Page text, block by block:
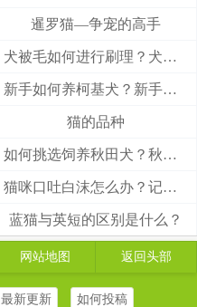
暹罗猫—争宠的高手
犬被毛如何进行刷理？犬被毛刷理方法！
新手如何养柯基犬？新手养柯基的四大要点
猫的品种
如何挑选饲养秋田犬？秋田犬有什么优缺点
猫咪口吐白沫怎么办？记住这3招能救猫一命
蓝猫与英短的区别是什么？
网站地图 返回头部
最新更新 如何投稿